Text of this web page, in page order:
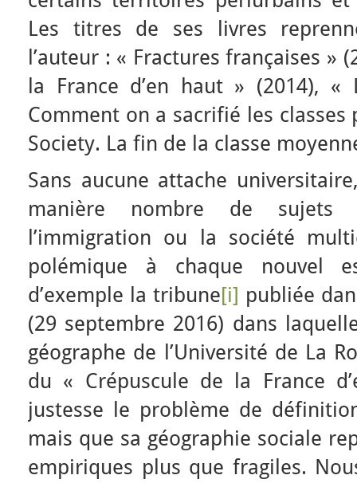
Les titres de ses livres
l’auteur : « Fractures françaises »
la France d’en haut » (2014), «
Comment on a sacrifié les classes
Society. La fin de la classe
Sans aucune attache
manière nombre de sujets
l’immigration ou la société
polémique à chaque nouvel
d’exemple la tribune[i] publiée
(29 septembre 2016) dans
géographe de l’Université de La
du « Crépuscule de la France
justesse le problème de
mais que sa géographie sociale
empiriques plus que fragiles.